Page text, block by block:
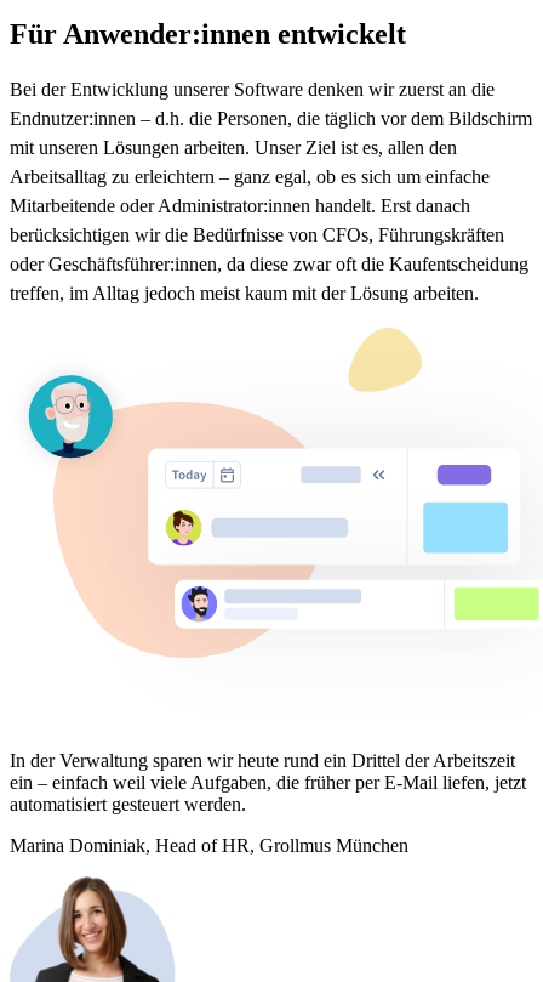
Für Anwender:innen entwickelt
Bei der Entwicklung unserer Software denken wir zuerst an die
Endnutzer:innen – d.h. die Personen, die täglich vor dem Bildschirm
mit unseren Lösungen arbeiten. Unser Ziel ist es, allen den
Arbeitsalltag zu erleichtern – ganz egal, ob es sich um einfache
Mitarbeitende oder Administrator:innen handelt. Erst danach
berücksichtigen wir die Bedürfnisse von CFOs, Führungskräften
oder Geschäftsführer:innen, da diese zwar oft die Kaufentscheidung
treffen, im Alltag jedoch meist kaum mit der Lösung arbeiten.
In der Verwaltung sparen wir heute rund ein Drittel der Arbeitszeit
ein – einfach weil viele Aufgaben, die früher per E-Mail liefen, jetzt
automatisiert gesteuert werden.
Marina Dominiak, Head of HR, Grollmus München